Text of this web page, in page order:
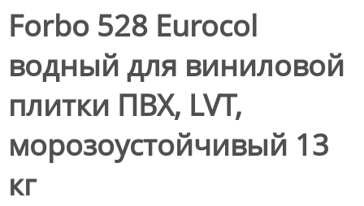
Forbo 528 Eurocol
водный для виниловой
плитки ПВХ, LVT,
морозоустойчивый 13
кг